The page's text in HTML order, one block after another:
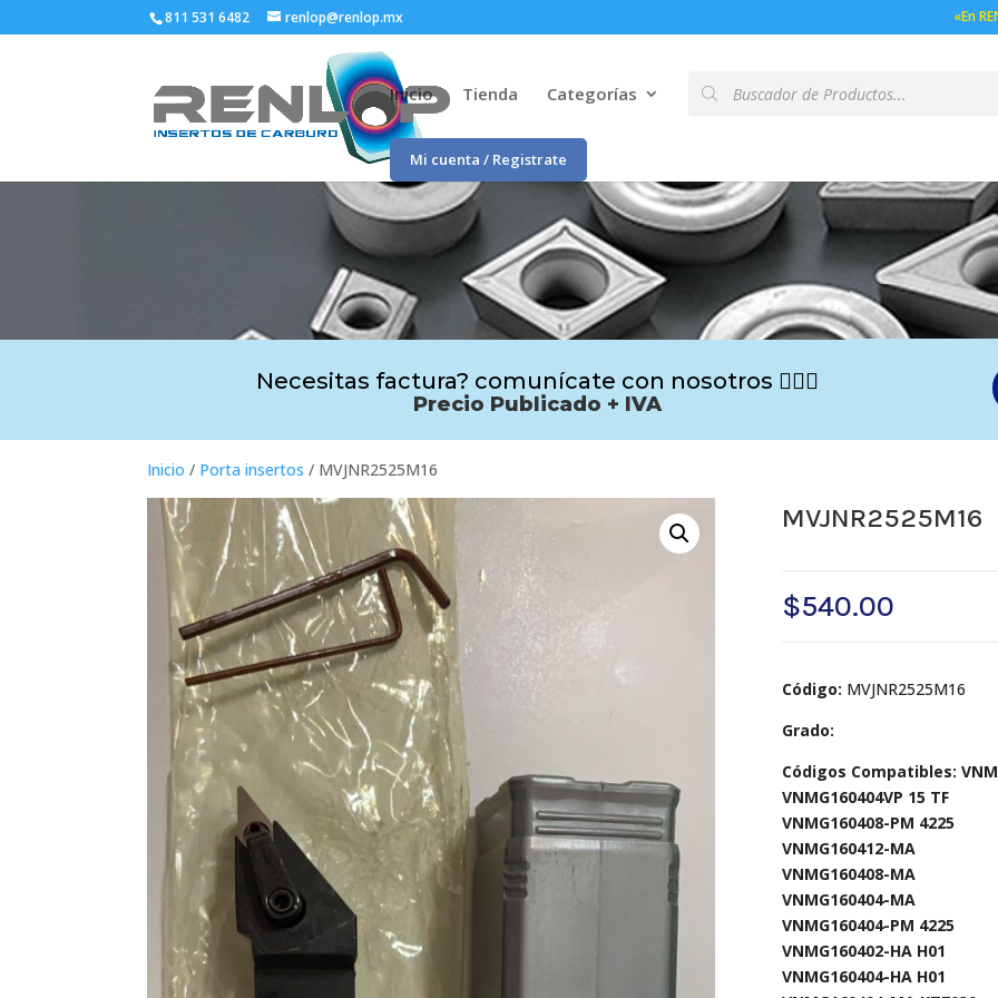
811 531 6482 renlop@renlop.mx «En
Inicio Tienda Categorías de
productos
Mi cuenta / Registrate
Necesitas factura? comunícate con nosotros 🙋🏻‍♂️
Precio Publicado + IVA
Inicio / Porta insertos / MVJNR2525M16
MVJNR2525M16
$540.00
Código: MVJNR2525M16
Grado:
Códigos Compatibles:
VNMG160404VP 15 TF
VNMG160408-PM 4225
VNMG160412-MA
VNMG160408-MA
VNMG160404-MA
VNMG160404-PM 4225
VNMG160402-HA H01
VNMG160404-HA H01